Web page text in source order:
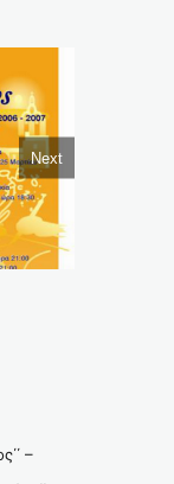
Next
–